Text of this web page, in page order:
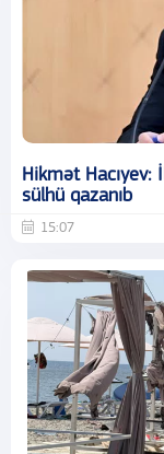
Hikmət
sülhü qazanıb
15:07